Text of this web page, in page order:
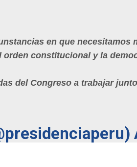
en que necesitamos
orden constitucional y la
del Congreso a trabajar